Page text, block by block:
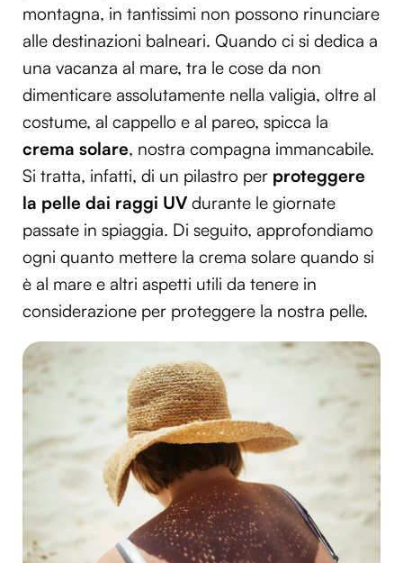
montagna, in tantissimi non possono rinunciare
alle destinazioni balneari. Quando ci si dedica a
una vacanza al mare, tra le cose da non
dimenticare assolutamente nella valigia, oltre al
costume, al cappello e al pareo, spicca la
crema solare, nostra compagna immancabile.
Si tratta, infatti, di un pilastro per proteggere
la pelle dai raggi UV durante le giornate
passate in spiaggia. Di seguito, approfondiamo
ogni quanto mettere la crema solare quando si
è al mare e altri aspetti utili da tenere in
considerazione per proteggere la nostra pelle.